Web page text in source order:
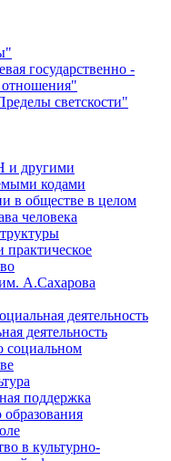
государственно -
светскости"
и другими
кодами
в обществе в целом
человека
А.Сахарова
деятельность
деятельность
социальном
поддержка
образования
в культурно-